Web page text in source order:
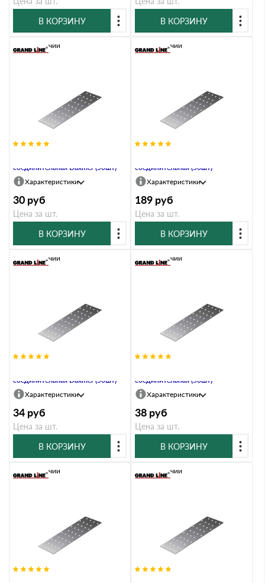
В КОРЗИНУ
В КОРЗИНУ
соединительная Daxmer (50шт)
В наличии
Характеристики
30 руб
Цена за шт.
В КОРЗИНУ
соединительная (50шт)
В наличии
Характеристики
189 руб
Цена за шт.
В КОРЗИНУ
соединительная Daxmer (50шт)
В наличии
Характеристики
34 руб
Цена за шт.
В КОРЗИНУ
соединительная (50шт)
В наличии
Характеристики
38 руб
Цена за шт.
В КОРЗИНУ
В наличии В наличии